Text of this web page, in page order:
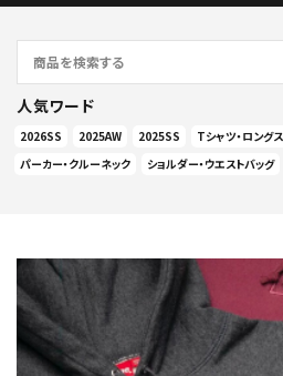
人気ワード
2026SS 2025AW 2025SS Tシャツ・ロング
パーカー・クルーネック
ショルダー・ウエストバッグ